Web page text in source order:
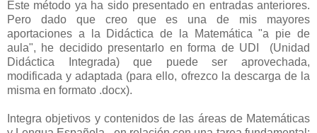
Este método ya ha sido presentado en entradas anteriores.
Pero dado que creo que es una de mis mayores
aportaciones a la Didáctica de la Matemática "a pie de
aula", he decidido presentarlo en forma de UDI (Unidad
Didáctica Integrada) que puede ser aprovechada,
modificada y adaptada (para ello, ofrezco la descarga de la
misma en formato .docx).
Integra objetivos y contenidos de las áreas de Matemáticas